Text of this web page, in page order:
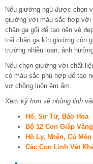
Nếu giường ngủ được chọn
giường với màu sắc hợp với
chăn ga gối để tạo nên vẻ
trải chăn ga kín giường còn
trường nhiễu loạn, ảnh
Nếu chọn giường với chất
có màu sắc phù hợp để tạo
vợ chồng luôn êm ấm.
Xem kỹ hơn về những linh
Hổ, Sư Tử, Báo Hoa
Bộ 12 Con Giáp Vàng
Hồ Ly, Nhện, Cú Mèo
Các Con Linh Vật